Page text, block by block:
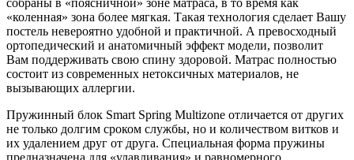
собраны в «поясничной» зоне матраса, в то время как
«коленная» зона более мягкая. Такая технология сделает Вашу
постель невероятно удобной и практичной. А превосходный
ортопедический и анатомичный эффект модели, позволит
Вам поддерживать свою спину здоровой. Матрас полностью
состоит из современных нетоксичных материалов, не
вызывающих аллергии.
Пружинный блок Smart Spring Multizone отличается от других
не только долгим сроком службы, но и количеством витков и
их удалением друг от друга. Специальная форма пружины
предназначена для «улавливания» и равномерного